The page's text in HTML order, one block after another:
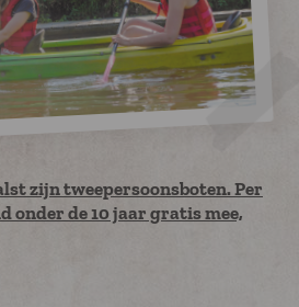
zijn tweepersoonsboten. Per
onder de 10 jaar gratis mee,